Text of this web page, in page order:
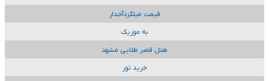
قیمت میلگردآجدار
به موزیک
هتل قصر طلایی مشهد
خرید تور